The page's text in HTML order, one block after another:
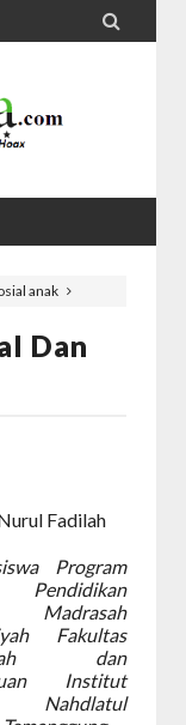

anak
Dan
Fadilah
Program
Pendidikan
Madrasah
Fakultas
dan
Institut
Nahdlatul